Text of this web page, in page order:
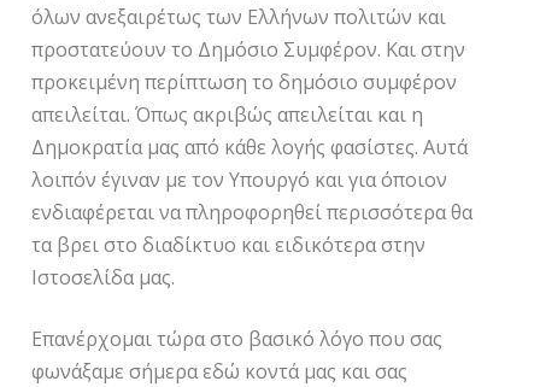
όλων ανεξαιρέτως των Ελλήνων πολιτών και
προστατεύουν το Δημόσιο Συμφέρον. Και στην
προκειμένη περίπτωση το δημόσιο συμφέρον
απειλείται. Όπως ακριβώς απειλείται και η
Δημοκρατία μας από κάθε λογής φασίστες. Αυτά
λοιπόν έγιναν με τον Υπουργό και για όποιον
ενδιαφέρεται να πληροφορηθεί περισσότερα θα
τα βρει στο διαδίκτυο και ειδικότερα στην
Ιστοσελίδα μας.
Επανέρχομαι τώρα στο βασικό λόγο που σας
φωνάξαμε σήμερα εδώ κοντά μας και σας